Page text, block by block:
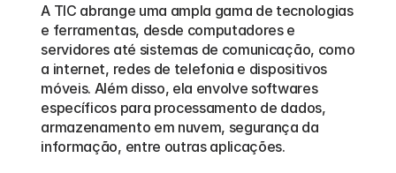
A TIC abrange uma ampla gama de tecnologias
e ferramentas, desde computadores e
servidores até sistemas de comunicação, como
a internet, redes de telefonia e dispositivos
móveis. Além disso, ela envolve softwares
específicos para processamento de dados,
armazenamento em nuvem, segurança da
informação, entre outras aplicações.